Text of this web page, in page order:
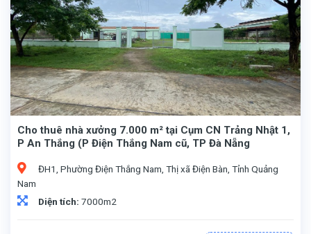
Cho thuê nhà xưởng 7.000 m² tại Cụm CN Trảng Nhật 1,
P An Thắng (P Điện Thắng Nam cũ, TP Đà Nẵng
ĐH1, Phường Điện Thắng Nam, Thị xã Điện Bàn, Tỉnh Quảng
Nam
Diện tích: 7000m2